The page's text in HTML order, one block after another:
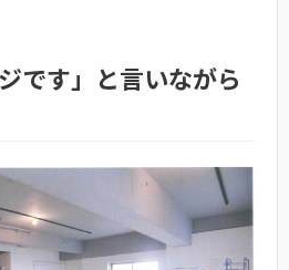
です」と言いながら